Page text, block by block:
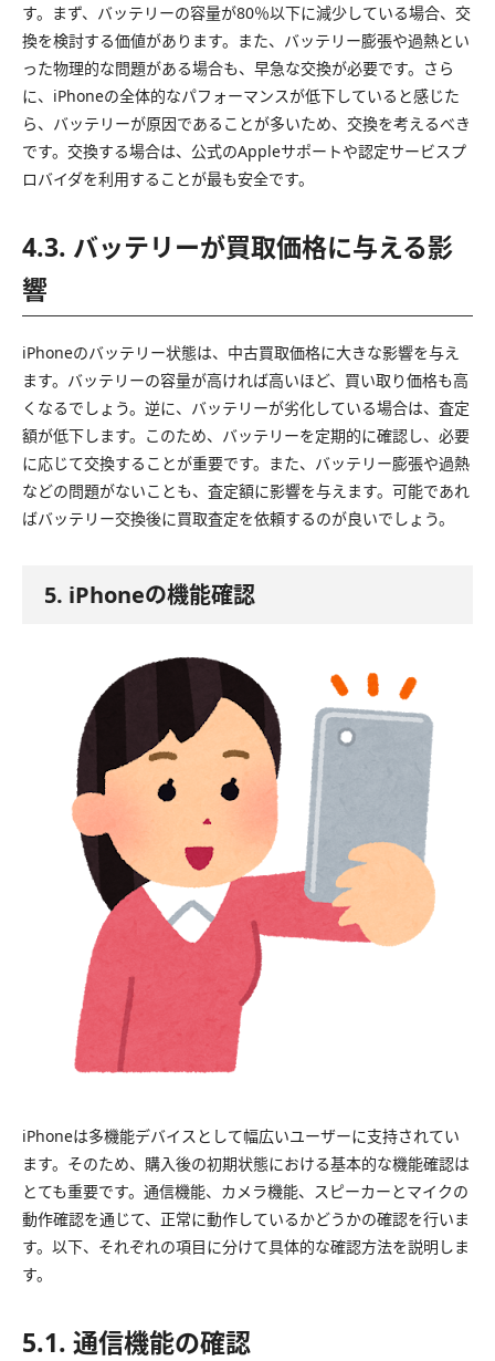
す。まず、バッテリーの容量が80％以下に減少している場合、交
換を検討する価値があります。また、バッテリー膨張や過熱とい
った物理的な問題がある場合も、早急な交換が必要です。さら
に、iPhoneの全体的なパフォーマンスが低下していると感じた
ら、バッテリーが原因であることが多いため、交換を考えるべき
です。交換する場合は、公式のAppleサポートや認定サービスプ
ロバイダを利用することが最も安全です。
4.3. バッテリーが買取価格に与える影
響
iPhoneのバッテリー状態は、中古買取価格に大きな影響を与え
ます。バッテリーの容量が高ければ高いほど、買い取り価格も高
くなるでしょう。逆に、バッテリーが劣化している場合は、査定
額が低下します。このため、バッテリーを定期的に確認し、必要
に応じて交換することが重要です。また、バッテリー膨張や過熱
などの問題がないことも、査定額に影響を与えます。可能であれ
ばバッテリー交換後に買取査定を依頼するのが良いでしょう。
5. iPhoneの機能確認
iPhoneは多機能デバイスとして幅広いユーザーに支持されてい
ます。そのため、購入後の初期状態における基本的な機能確認は
とても重要です。通信機能、カメラ機能、スピーカーとマイクの
動作確認を通じて、正常に動作しているかどうかの確認を行いま
す。以下、それぞれの項目に分けて具体的な確認方法を説明しま
す。
5.1. 通信機能の確認